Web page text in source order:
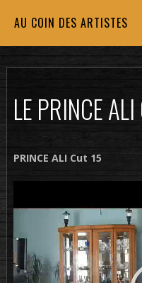
AU COIN DES ARTISTES
LE PRINCE
PRINCE ALI Cut 15
vidéo